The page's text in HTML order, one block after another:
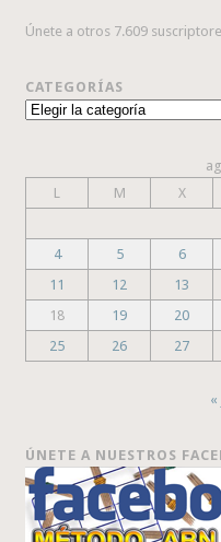
Únete a otros 7.609
CATEGORÍAS
Categorías
L
M X
4
5 6
11
12 13
18
19 20
25
26 27
«
ÚNETE A NUESTROS